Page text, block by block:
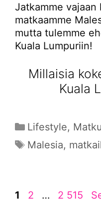
Jatkamme
matkaamme
mutta tulemme
Kuala Lumpuriin!
Millaisia
Kuala
Kategoriat
Lifestyle,
Avainsanat
Malesia,
Sivu
1 Sivu
2 … Sivu
2 515